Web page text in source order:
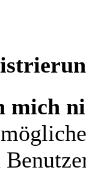
mich